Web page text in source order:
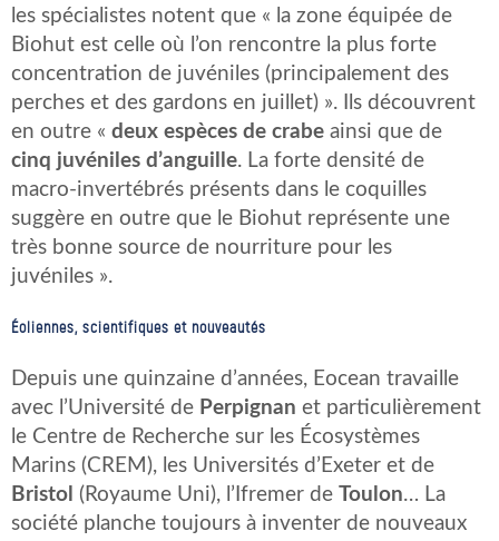
les spécialistes notent que « la zone équipée de
Biohut est celle où l’on rencontre la plus forte
concentration de juvéniles (principalement des
perches et des gardons en juillet) ». Ils découvrent
en outre « deux espèces de crabe ainsi que de
cinq juvéniles d’anguille. La forte densité de
macro-invertébrés présents dans le coquilles
suggère en outre que le Biohut représente une
très bonne source de nourriture pour les
juvéniles ».
Éoliennes, scientifiques et nouveautés
Depuis une quinzaine d’années, Eocean travaille
avec l’Université de Perpignan et particulièrement
le Centre de Recherche sur les Écosystèmes
Marins (CREM), les Universités d’Exeter et de
Bristol (Royaume Uni), l’Ifremer de Toulon… La
société planche toujours à inventer de nouveaux